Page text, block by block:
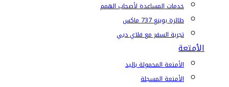
خدمات المساعدة لأصحاب الهمم
طائرة بوينغ 737 ماكس
تجربة السفر مع فلاي دبي
الأمتعة
الأمتعة المحمولة باليد
الأمتعة المسجلة